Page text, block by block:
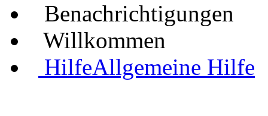
Benachrichtigungen
Willkommen
HilfeAllgemeine Hilfe